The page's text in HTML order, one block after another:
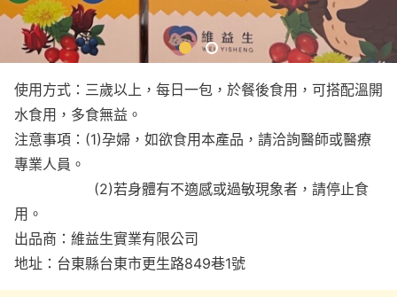
使用方式：三歲以上，每日一包，於餐後食用，可搭配溫開
水食用，多食無益。
注意事項：(1)孕婦，如欲食用本產品，請洽詢醫師或醫療
專業人員。
(2)若身體有不適感或過敏現象者，請停止食
用。
出品商：維益生實業有限公司
地址：台東縣台東市更生路849巷1號